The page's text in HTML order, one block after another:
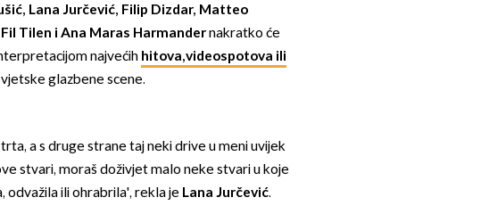
Lana Jurčević, Filip Dizdar, Matteo
Tilen i Ana Maras Harmandernakratko će
najvećih hitova,videospotova ili
glazbene scene.
a s druge strane taj neki drive u meni uvijek
stvari, moraš doživjet malo neke stvari u koje
odvažila ili ohrabrila', rekla je Lana Jurčević.
OMOGUĆI OBAVIJESTI